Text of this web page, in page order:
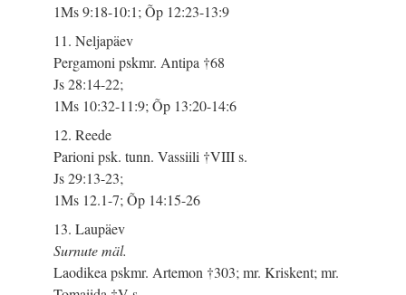
1Ms 9:18-10:1; Õp 12:23-13:9
11. Neljapäev
Pergamoni pskmr. Antipa †68
Js 28:14-22;
1Ms 10:32-11:9; Õp 13:20-14:6
12. Reede
Parioni psk. tunn. Vassiili †VIII s.
Js 29:13-23;
1Ms 12.1-7; Õp 14:15-26
13. Laupäev
Surnute mäl.
Laodikea pskmr. Artemon †303; mr. Kriskent; mr.